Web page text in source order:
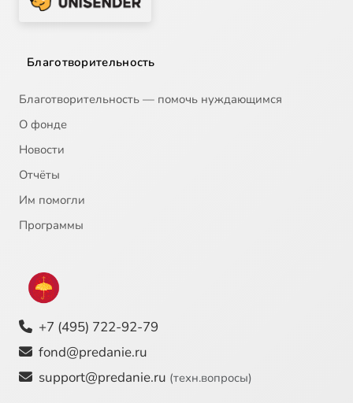
Благотворительность
Благотворительность — помочь нуждающимся
О фонде
Новости
Отчёты
Им помогли
Программы
+7 (495) 722-92-79
fond@predanie.ru
support@predanie.ru (техн.вопросы)